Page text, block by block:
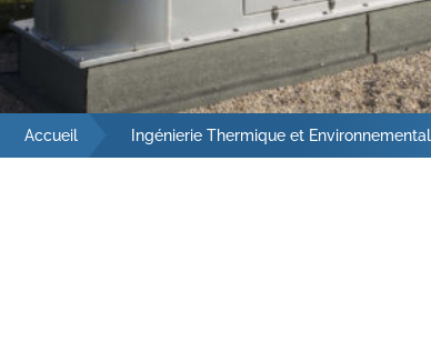
Accueil Ingénierie Thermique et